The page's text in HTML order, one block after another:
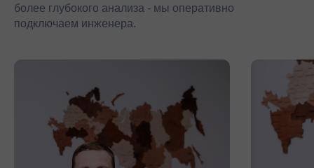
более глубокого анализа - мы оперативно
подключаем инженера.